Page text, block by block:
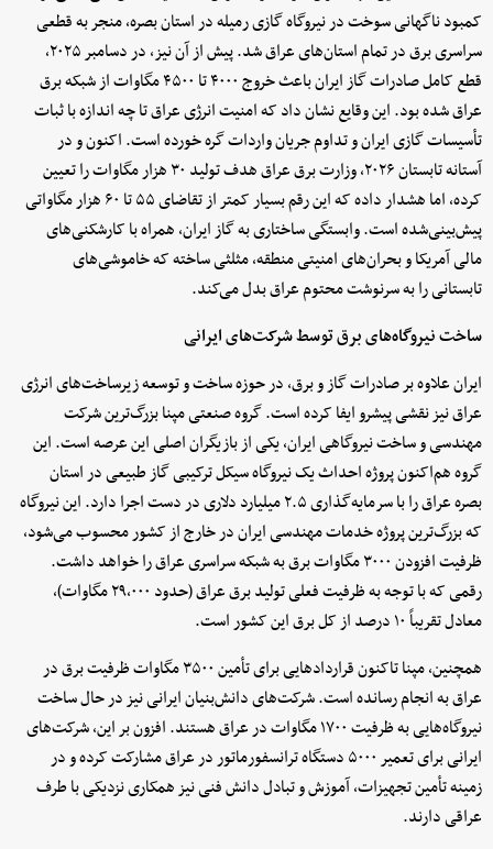
کمبود ناگهانی سوخت در نیروگاه گازی رمیله در استان بصره، منجر به قطعی
سراسری برق در تمام استان‌های عراق شد. پیش از آن نیز، در دسامبر ۲۰۲۵،
قطع کامل صادرات گاز ایران باعث خروج ۴۰۰۰ تا ۴۵۰۰ مگاوات از شبکه برق
عراق شده بود. این وقایع نشان داد که امنیت انرژی عراق تا چه اندازه با ثبات
تأسیسات گازی ایران و تداوم جریان واردات گره خورده است. اکنون و در
آستانه تابستان ۲۰۲۶، وزارت برق عراق هدف تولید ۳۰ هزار مگاوات را تعیین
کرده، اما هشدار داده که این رقم بسیار کمتر از تقاضای ۵۵ تا ۶۰ هزار مگاواتی
پیش‌بینی‌شده است. وابستگی ساختاری به گاز ایران، همراه با کارشکنی‌های
مالی آمریکا و بحران‌های امنیتی منطقه، مثلثی ساخته که خاموشی‌های
تابستانی را به سرنوشت محتوم عراق بدل می‌کند.
ساخت نیروگاه‌های برق توسط شرکت‌های ایرانی
ایران علاوه بر صادرات گاز و برق، در حوزه ساخت و توسعه زیرساخت‌های انرژی
عراق نیز نقشی پیشرو ایفا کرده است. گروه صنعتی مپنا بزرگ‌ترین شرکت
مهندسی و ساخت نیروگاهی ایران، یکی از بازیگران اصلی این عرصه است. این
گروه هم‌اکنون پروژه احداث یک نیروگاه سیکل ترکیبی گاز طبیعی در استان
بصره عراق را با سرمایه‌گذاری ۲.۵ میلیارد دلاری در دست اجرا دارد. این نیروگاه
که بزرگ‌ترین پروژه خدمات مهندسی ایران در خارج از کشور محسوب می‌شود،
ظرفیت افزودن ۳۰۰۰ مگاوات برق به شبکه سراسری عراق را خواهد داشت.
رقمی که با توجه به ظرفیت فعلی تولید برق عراق (حدود ۲۹,۰۰۰ مگاوات)،
معادل تقریباً ۱۰ درصد از کل برق این کشور است.
همچنین، مپنا تاکنون قراردادهایی برای تأمین ۳۵۰۰ مگاوات ظرفیت برق در
عراق به انجام رسانده است. شرکت‌های دانش‌بنیان ایرانی نیز در حال ساخت
نیروگاه‌هایی به ظرفیت ۱۷۰۰ مگاوات در عراق هستند. افزون بر این، شرکت‌های
ایرانی برای تعمیر ۵۰۰۰ دستگاه ترانسفورماتور در عراق مشارکت کرده و در
زمینه تأمین تجهیزات، آموزش و تبادل دانش فنی نیز همکاری نزدیکی با طرف
عراقی دارند.